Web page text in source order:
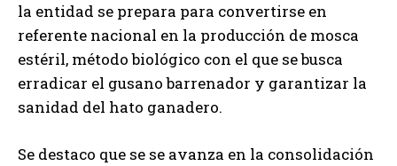
la entidad se prepara para convertirse en
referente nacional en la producción de mosca
estéril, método biológico con el que se busca
erradicar el gusano barrenador y garantizar la
sanidad del hato ganadero.
Se destaco que se se avanza en la consolidación